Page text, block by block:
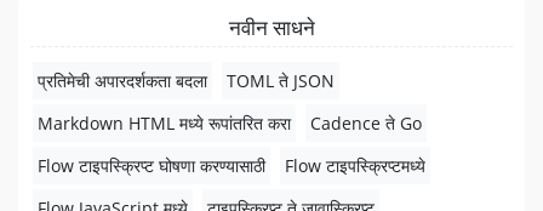
नवीन साधने
प्रतिमेची अपारदर्शकता बदला
TOML ते JSON
Markdown HTML मध्ये रूपांतरित करा
Cadence ते Go
Flow टाइपस्क्रिप्ट घोषणा करण्यासाठी
Flow टाइपस्क्रिप्टमध्ये